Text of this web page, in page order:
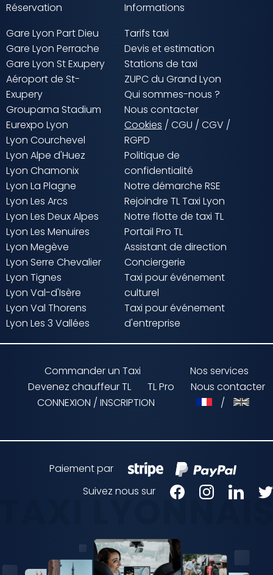
Réservation
Gare Lyon Part Dieu
Gare Lyon Perrache
Gare Lyon St Exupery
Aéroport de St-
Exupery
Groupama Stadium
Eurexpo Lyon
Lyon Courchevel
Lyon Alpe d'Huez
Lyon Chamonix
Lyon La Plagne
Lyon Les Arcs
Lyon Les Deux Alpes
Lyon Les Menuires
Lyon Megève
Lyon Serre Chevalier
Lyon Tignes
Lyon Val-d'Isère
Lyon Val Thorens
Lyon Les 3 Vallées
Informations
Tarifs taxi
Devis et estimation
Stations de taxi
ZUPC du Grand Lyon
Qui sommes-nous ?
Nous contacter
Cookies / CGU / CGV /
RGPD
Politique de
confidentialité
Notre démarche RSE
Rejoindre TL Taxi Lyon
Notre flotte de taxi TL
Portail Pro TL
Assistant de direction
Conciergerie
Taxi pour événement
culturel
Taxi pour événement
d'entreprise
Commander un Taxi
Nos services
Devenez chauffeur TL
TL Pro
Nous contacter
CONNEXION / INSCRIPTION
/
Paiement par
Suivez nous sur